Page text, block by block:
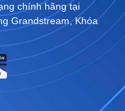
chính hãng tại
Grandstream,Khóa